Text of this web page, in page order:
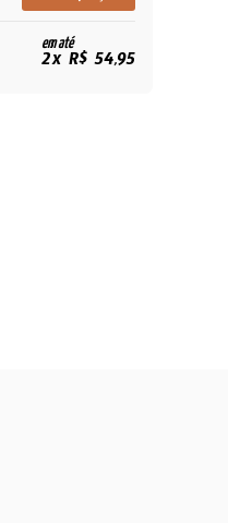
em até
2x R$ 54,95